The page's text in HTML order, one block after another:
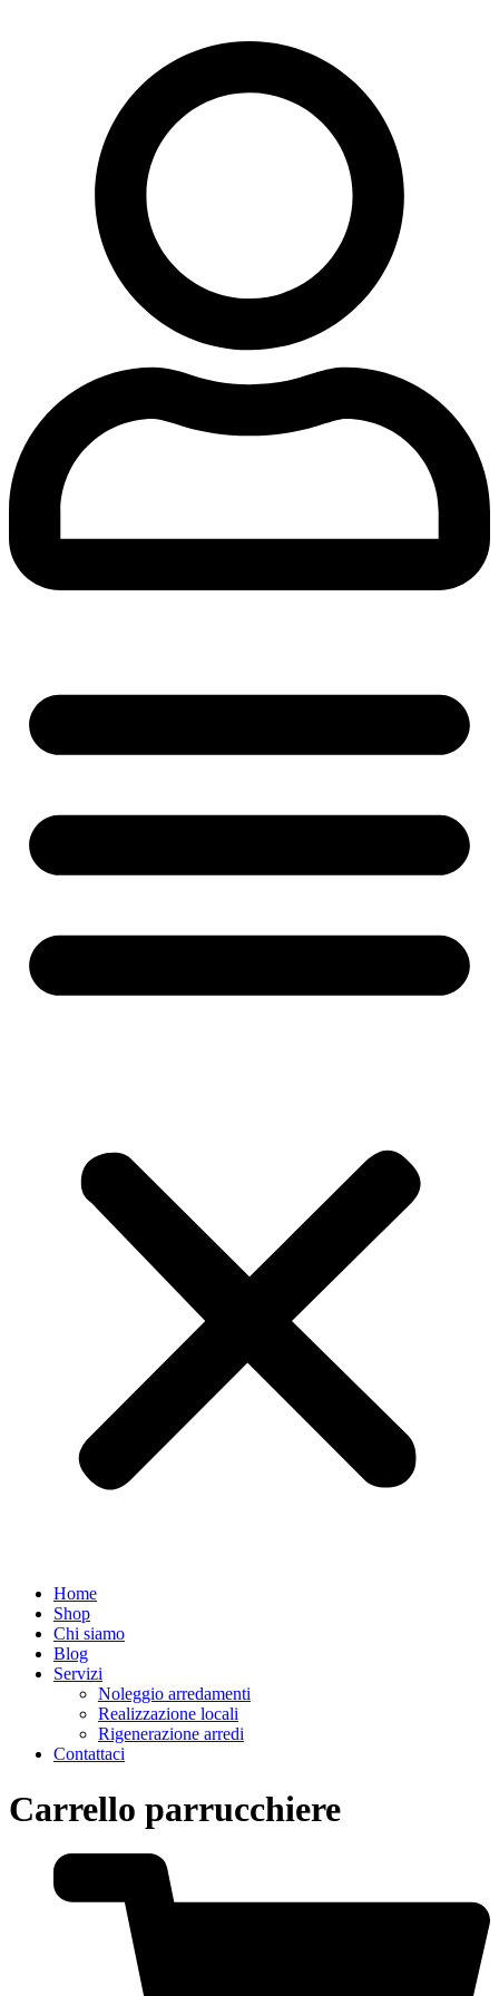
Home
Shop
Chi siamo
Blog
Servizi
Noleggio arredamenti
Realizzazione locali
Rigenerazione arredi
Contattaci
Carrello parrucchiere